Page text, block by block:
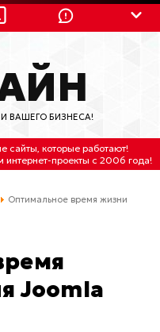
(с 2:30 до 11:30 по
торец здания
18:30 (по Хбк)
ВАШЕГО БИЗНЕСА!
сайты, которые работают!
интернет-проекты с 2006 года!
Оптимальное время жизни
Joomla